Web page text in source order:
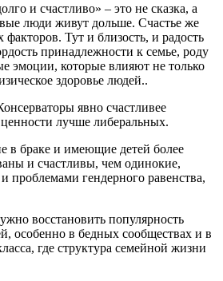
и счастливо» – это не сказка, а
люди живут дольше. Счастье же
факторов. Тут и близость, и радость
принадлежности к семье, роду
эмоции, которые влияют не только
здоровье людей..
явно счастливее
лучше либеральных.
в браке и имеющие детей более
и счастливы, чем одинокие,
проблемами гендерного равенства,
восстановить популярность
особенно в бедных сообществах и в
где структура семейной жизни